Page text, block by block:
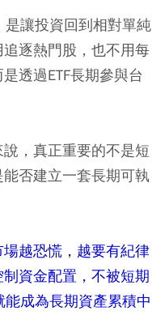
讓投資回到相對單純
逐熱門股，也不用每
透過ETF長期參與台
，真正重要的不是短
否建立一套長期可執
越恐慌，越要有紀律
資金配置，不被短期
成為長期資產累積中